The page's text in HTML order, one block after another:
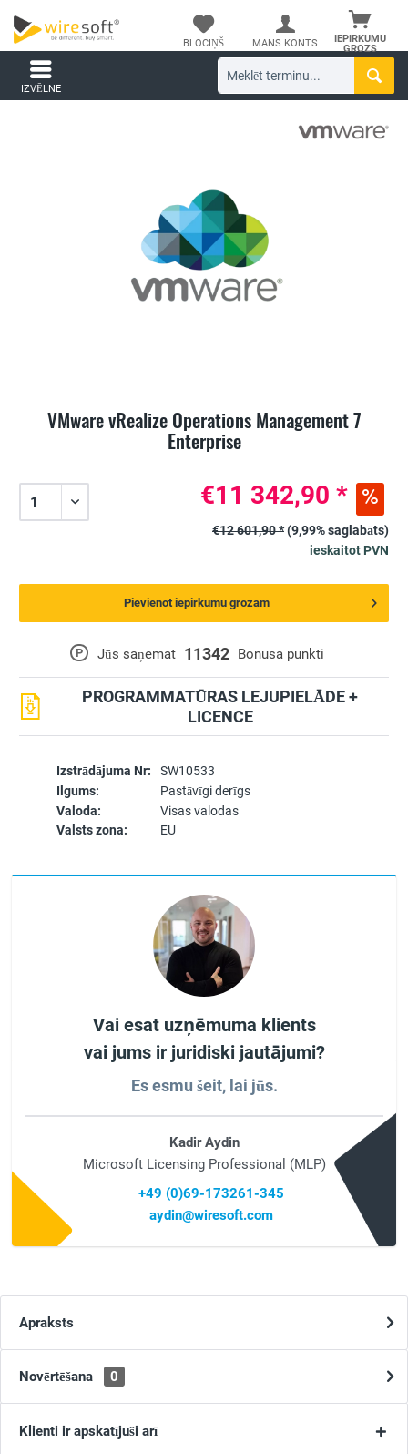
IEPIRKUMU
GROZS
BLOCIŅŠ MANS KONTS
IZVĒLNE
VMware vRealize Operations Management 7
Enterprise
Izstrādājuma Nr:
SW10533
Ilgums:
Pastāvīgi derīgs
Valoda:
Visas valodas
Valsts zona:
EU
P Jūs saņemat 11342 Bonusa punkti
PROGRAMMATŪRAS LEJUPIELĀDE +
LICENCE
€11 342,90 *
€12 601,90 *(9,99% saglabāts)
ieskaitot PVN
Pievienot iepirkumu grozam
Vai esat uzņēmuma klients
vai jums ir juridiski jautājumi?
Es esmu šeit, lai jūs.
Kadir Aydin
Microsoft Licensing Professional (MLP)
+49 (0)69-173261-345
aydin@wiresoft.com
Apraksts
Novērtēšana 0
Klienti ir apskatījuši arī